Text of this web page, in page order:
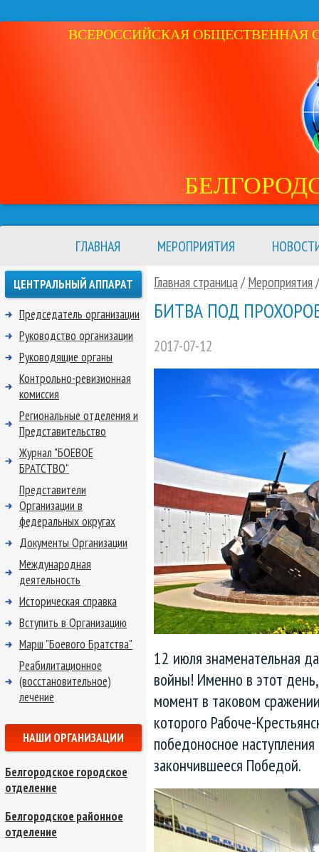
ВСЕРОССИЙСКАЯ ОБЩЕСТВЕННАЯ
ГЛАВНАЯ МЕРОПРИЯТИЯ
Главная страница/ Мероприятия
БИТВА ПОД
2017-07-12
12 июля знаменательная
войны! Именно в этот
момент в таковом
которого Рабоче-
победоносное
закончившееся Победой.
ЦЕНТРАЛЬНЫЙ АППАРАТ
Председатель организации
Руководство организации
Руководящие органы
Контрольно-ревизионная
комиссия
Региональные отделения и
Представительство
Журнал "БОЕВОЕ
БРАТСТВО"
Представители
Организации в
федеральных округах
Документы Организации
Международная
деятельность
Историческая справка
Вступить в Организацию
Марш "Боевого Братства"
Реабилитационное
(восстановительное)
лечение
НАШИ ОРГАНИЗАЦИИ
Белгородское городское
отделение
Белгородское районное
отделение